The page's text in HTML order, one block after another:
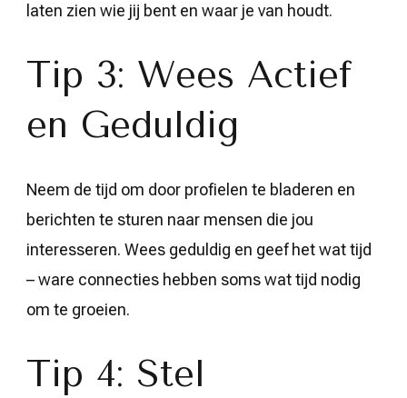
laten zien wie jij bent en waar je van houdt.
Tip 3: Wees Actief
en Geduldig
Neem de tijd om door profielen te bladeren en
berichten te sturen naar mensen die jou
interesseren. Wees geduldig en geef het wat tijd
– ware connecties hebben soms wat tijd nodig
om te groeien.
Tip 4: Stel